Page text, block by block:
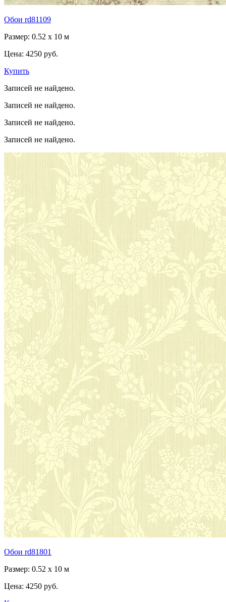
Обои rd81109
Размер: 0.52 x 10 м
Цена: 4250 руб.
Купить
Записей не найдено.
Записей не найдено.
Записей не найдено.
Записей не найдено.
Обои rd81801
Размер: 0.52 x 10 м
Цена: 4250 руб.